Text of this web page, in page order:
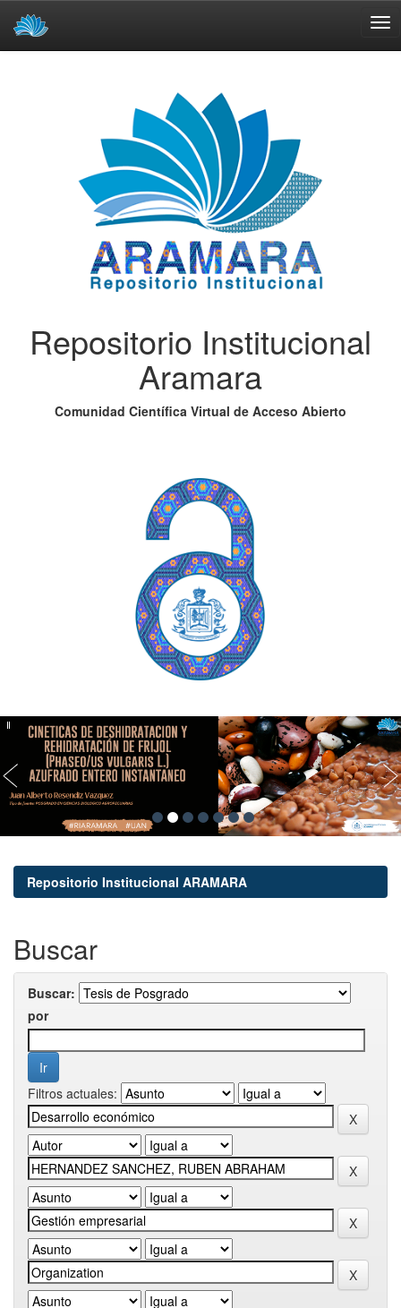
Repositorio Institucional
Aramara
Comunidad Científica Virtual de Acceso Abierto
Repositorio Institucional ARAMARA
Buscar
Buscar:
por
Filtros actuales: